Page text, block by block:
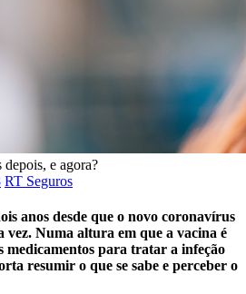
e agora?
RT Seguros
anos desde que o novo coronavírus
Numa altura em que a vacina é
medicamentos para tratar a infeção
resumir o que se sabe e perceber o